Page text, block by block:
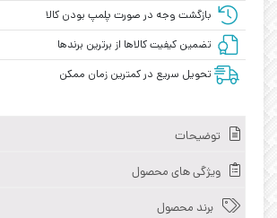
بازگشت وجه در صورت پلمپ بودن کالا
تضمین کیفیت کالاها از برترین برندها
تحویل سریع در کمترین زمان ممکن
توضیحات
ویژگی های محصول
برند محصول